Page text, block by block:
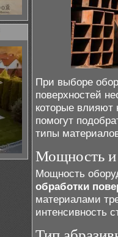
При выборе
поверхностей
которые влияют
помогут
типы
Мощность и
Мощность
обработки
материалами
интенсивность